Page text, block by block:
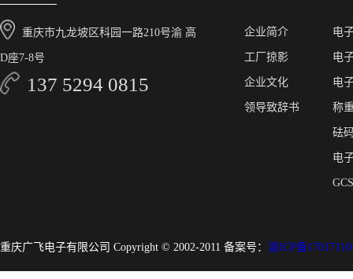
重庆市九龙坡区科园一路210号渝 高
D座7-8号
137 5294 0815
企业简介
工厂掠影
企业文化
领导致辞书
电
电
电
称
砝
电
重庆广飞电子有限公司 Copyright © 2002-2011 备案号： 渝ICP备